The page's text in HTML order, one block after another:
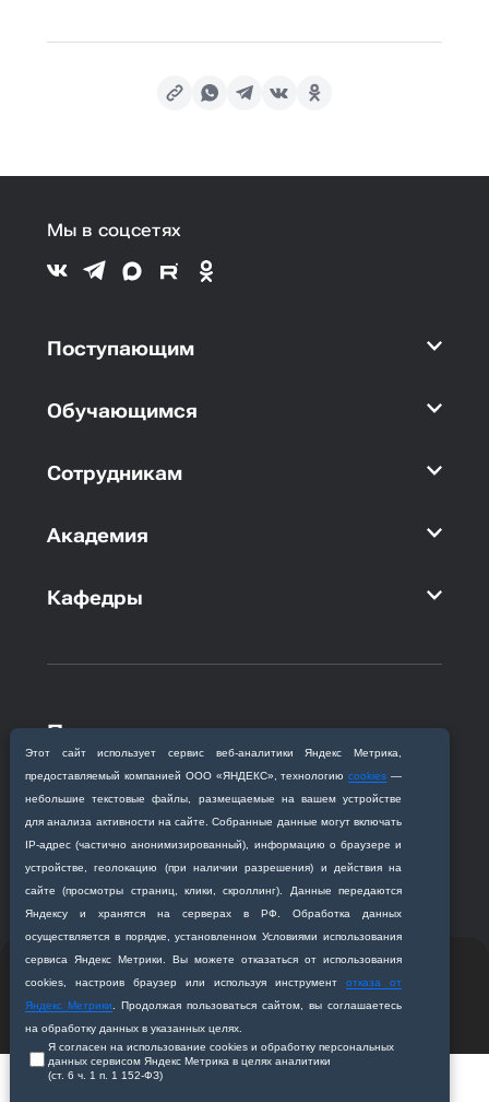
Этот сайт использует сервис веб‑аналитики Яндекс Метрика,
предоставляемый компанией ООО «ЯНДЕКС», технологиюcookies —
небольшие текстовые файлы, размещаемые на вашем устройстве
для анализа активности на сайте. Собранные данные могут включать
IP‑адрес (частично анонимизированный), информацию о браузере и
устройстве, геолокацию (при наличии разрешения) и действия на
сайте (просмотры страниц, клики, скроллинг). Данные передаются
Яндексу и хранятся на серверах в РФ. Обработка данных
осуществляется в порядке, установленном Условиями использования
сервиса Яндекс Метрики. Вы можете отказаться от использования
cookies, настроив браузер или используя инструментотказа от
Яндекс Метрики . Продолжая пользоваться сайтом, вы соглашаетесь
на обработку данных в указанных целях.
Я согласен на использование cookies и обработку персональных
данных сервисом Яндекс Метрика в целях аналитики
(ст. 6 ч. 1 п. 1 152‑ФЗ)
Мы в соцсетях
Поступающим
Обучающимся
Сотрудникам
Академия
Кафедры
Приемная комиссия
Благовещенск, ул. Горького, 95
+7 (4162) 319‒016
abitur@amursma.su
Сведения об образовательной
организации
медицинская академия
Разработано студией